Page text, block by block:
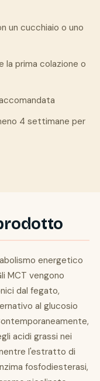
un cucchiaio o uno
la prima colazione o
4 settimane per
energetico
MCT vengono
dal fegato,
al glucosio
acidi grassi nei
l'estratto di
fosfodiesterasi,